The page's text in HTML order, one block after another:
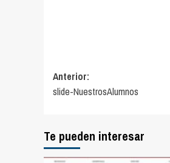
Navegación
de
Anterior:
slide-NuestrosAlumnos
Te pueden interesar